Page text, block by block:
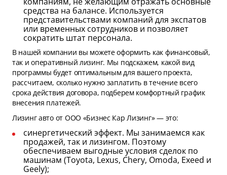
средства на балансе. Используется
представительствами компаний для экспатов
или временных сотрудников и позволяет
сократить штат персонала.
В нашей компании вы можете оформить как финансовый,
так и оперативный лизинг. Мы подскажем, какой вид
программы будет оптимальным для вашего проекта,
рассчитаем, сколько нужно заплатить в течение всего
срока действия договора, подберем комфортный график
внесения платежей.
Лизинг авто от ООО «Бизнес Кар Лизинг» — это:
синергетический эффект. Мы занимаемся как
продажей, так и лизингом. Поэтому
обеспечиваем выгодные условия сделок по
машинам (Toyota, Lexus, Chery, Omoda, Exeed и
Geely);